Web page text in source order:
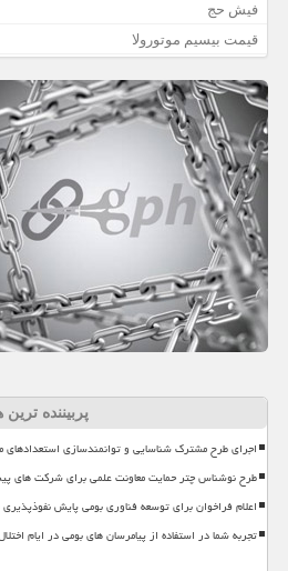
فیش حج
قیمت بیسیم موتورولا
پربیننده ترین
اجرای طرح مشترک شناسایی و توانمندسازی استعدادهای
طرح نوشناس چتر حمایت معاونت علمی برای شرکت های
اعلام فراخوان برای توسعه فناوری بومی پایش
تجربه شما در استفاده از پیامرسان های بومی در ایام